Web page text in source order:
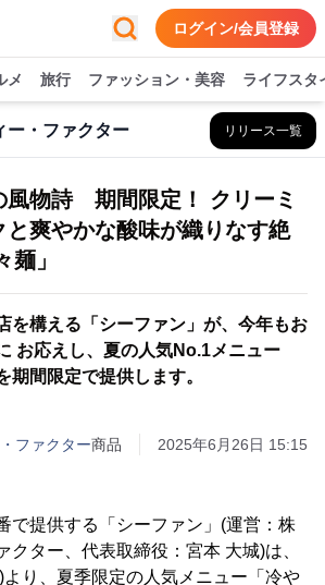
ログイン/会員登録
メ 旅行 ファッション・美容 ライフスタ
ー・ファクター リリース一覧
風物詩 期間限定！ クリーミ
と爽やかな酸味が織りなす絶
麺」
を構える「シーファン」が、今年もお
お応えし、夏の人気No.1メニュー
期間限定で提供します。
ファクター商品 2025年6月26日 15:15
で提供する「シーファン」(運営：株
クター、代表取締役：宮本 大城)は、
り、夏季限定の人気メニュー「冷や